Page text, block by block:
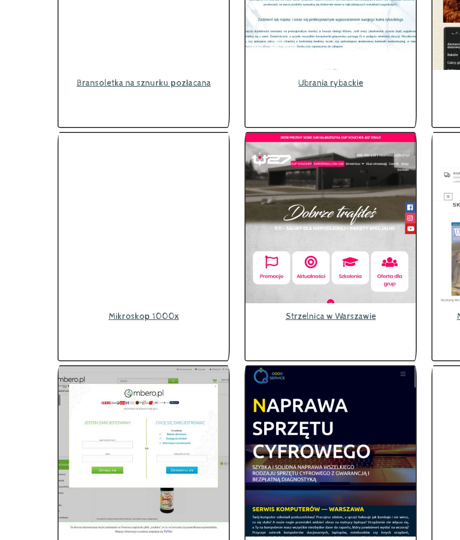
Bransoletka na sznurku pozłacana Ubrania rybackie
Mikroskop 1000x Strzelnica w Warszawie